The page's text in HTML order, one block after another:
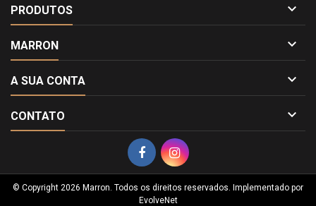
PRODUTOS 
MARRON 
A SUA CONTA 
CONTATO 
© Copyright 2026 Marron. Todos os direitos reservados. Implementado por
EvolveNet